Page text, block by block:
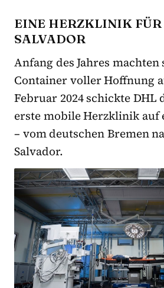
EINE HERZKLINIK FÜR
SALVADOR
Anfang des Jahres
Container voller Hoffnung
Februar 2024 schickte DHL
erste mobile Herzklinik auf
– vom deutschen Bremen
Salvador.